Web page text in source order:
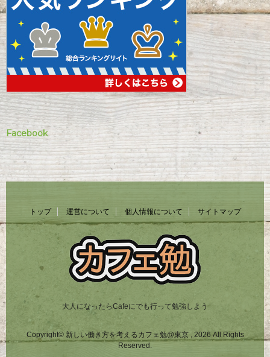
Facebook
トップ 運営について 個人情報について サイトマップ
大人になったらCafeにでも行って勉強しよう
Copyright© 新しい働き方を考えるカフェ勉@東京 , 2026 All Rights
Reserved.